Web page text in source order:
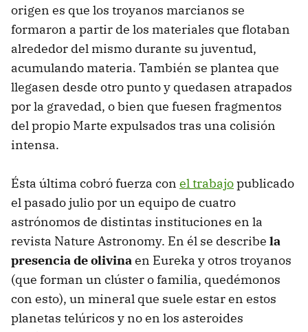
origen es que los troyanos marcianos se
formaron a partir de los materiales que flotaban
alrededor del mismo durante su juventud,
acumulando materia. También se plantea que
llegasen desde otro punto y quedasen atrapados
por la gravedad, o bien que fuesen fragmentos
del propio Marte expulsados tras una colisión
intensa.
Ésta última cobró fuerza con el trabajopublicado
el pasado julio por un equipo de cuatro
astrónomos de distintas instituciones en la
revista Nature Astronomy. En él se describe la
presencia de olivinaen Eureka y otros troyanos
(que forman un clúster o familia, quedémonos
con esto), un mineral que suele estar en estos
planetas telúricos y no en los asteroides